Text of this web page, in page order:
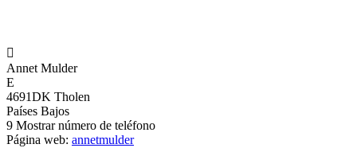

Annet Mulder
E
4691DK Tholen
Países Bajos
9 Mostrar número de teléfono
Página web: annetmulder